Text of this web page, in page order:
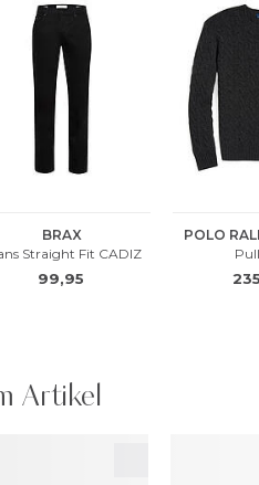
Artikel